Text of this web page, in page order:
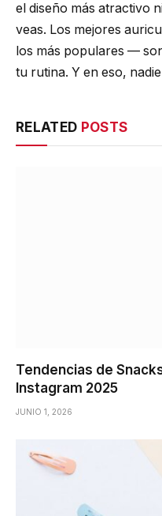
el diseño más atractivo
veas. Los mejores
los más populares —
tu rutina. Y en eso,
RELATED POSTS
Tendencias de
Instagram 2025
JUNIO 1, 2026